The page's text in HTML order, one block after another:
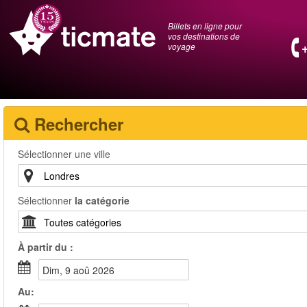
Billets en ligne pour
vos destinations de
voyage
Rechercher
Sélectionner une ville
Sélectionner la catégorie
À partir du :
dim, 9 aoû 2026
Au: